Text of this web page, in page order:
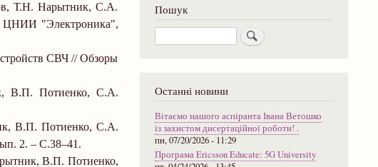
Т.Н. Нарытник, С.А.
"Электроника",
СВЧ // Обзоры
В.П. Потиенко, С.А.
В.П. Потиенко, С.А.
2. – С.38–41.
В.П. Потиенко,
Пошук
Пошук
Останні новини
Вітаємо нашого аспіранта Івана Ветошко
із захистом дисертаційної роботи! .
пн, 07/20/2026 - 11:29
Програма Ericsson Educate: 5G University